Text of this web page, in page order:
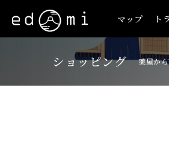
マップ ト
ショッピング 薬屋か